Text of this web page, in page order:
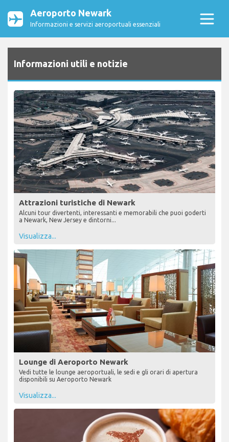
Aeroporto Newark
Informazioni e servizi aeroportuali essenziali
Informazioni utili e notizie
Attrazioni turistiche di Newark
Alcuni tour divertenti, interessanti e memorabili che puoi goderti
a Newark, New Jersey e dintorni...
Visualizza...
Lounge di Aeroporto Newark
Vedi tutte le lounge aeroportuali, le sedi e gli orari di apertura
disponibili su Aeroporto Newark
Visualizza...